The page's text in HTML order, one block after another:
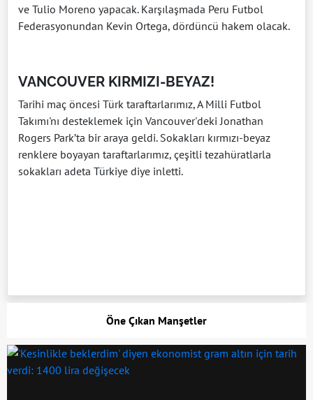
ve Tulio Moreno yapacak. Karşılaşmada Peru Futbol
Federasyonundan Kevin Ortega, dördüncü hakem olacak.
VANCOUVER KIRMIZI-BEYAZ!
Tarihi maç öncesi Türk taraftarlarımız, A Milli Futbol
Takımı'nı desteklemek için Vancouver'deki Jonathan
Rogers Park’ta bir araya geldi. Sokakları kırmızı-beyaz
renklere boyayan taraftarlarımız, çeşitli tezahüratlarla
sokakları adeta Türkiye diye inletti.
Öne Çıkan Manşetler